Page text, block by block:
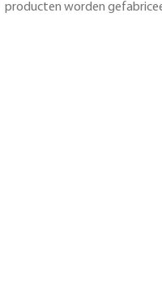
producten worden